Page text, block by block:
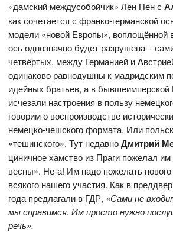
«дамский междусобойчик» Лен Пен с
как сочетается с франко-германской
модели «новой Европы», воплощённой
ось однозначно будет разрушена –
четвёртых, между Германией и
одинаково равнодушны к мадридским
идейных братьев, а в бывшеимперской
исчезали настроения в пользу
говорим о воспроизводстве
немецко-чешского формата. Или
«тешинского». Тут недавноДмитрий
циничное хамство из Праги пожелал
весны». Не-а! Им надо пожелать
всякого нашего участия. Как в
года предлагали в ГДР, «Сами не
мы справимся. Им просто нужно
речь».